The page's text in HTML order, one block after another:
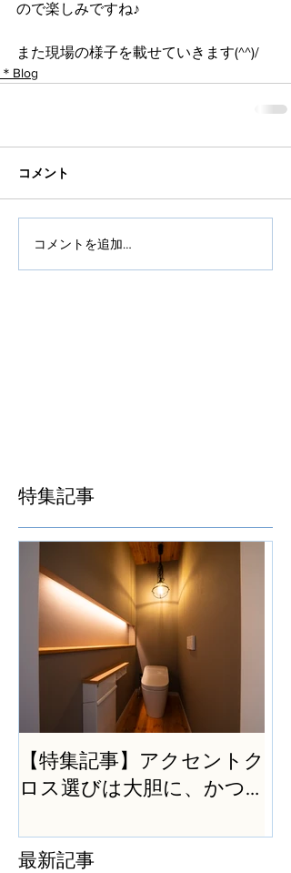
ので楽しみですね♪
また現場の様子を載せていきます(^^)/
＊Blog
コメント
コメントを追加…
特集記事
【特集記事】アクセントク
ロス選びは大胆に、かつ
最新記事